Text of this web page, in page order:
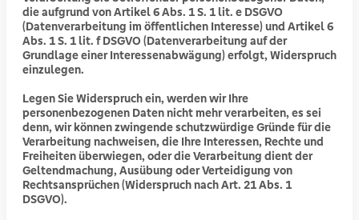
die aufgrund von Artikel 6 Abs. 1 S. 1 lit. e DSGVO
(Datenverarbeitung im öffentlichen Interesse) und Artikel 6
Abs. 1 S. 1 lit. f DSGVO (Datenverarbeitung auf der
Grundlage einer Interessenabwägung) erfolgt, Widerspruch
einzulegen.
Legen Sie Widerspruch ein, werden wir Ihre
personenbezogenen Daten nicht mehr verarbeiten, es sei
denn, wir können zwingende schutzwürdige Gründe für die
Verarbeitung nachweisen, die Ihre Interessen, Rechte und
Freiheiten überwiegen, oder die Verarbeitung dient der
Geltendmachung, Ausübung oder Verteidigung von
Rechtsansprüchen (Widerspruch nach Art. 21 Abs. 1
DSGVO).